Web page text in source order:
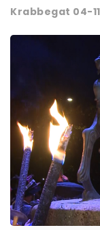
Krabbegat 04-